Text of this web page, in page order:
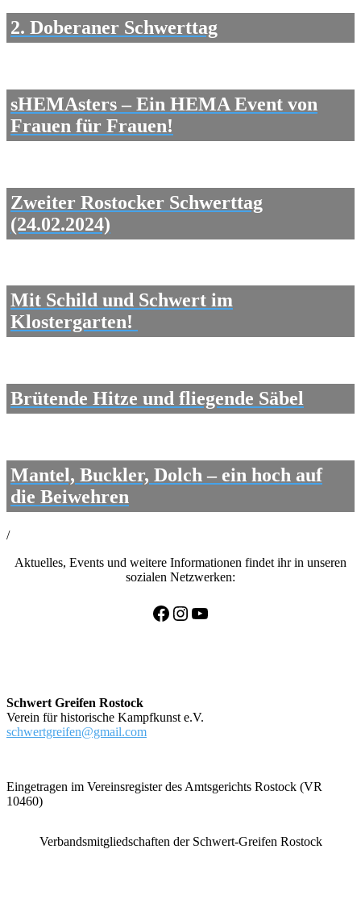
2. Doberaner Schwerttag
sHEMAsters – Ein HEMA Event von
Frauen für Frauen!
Zweiter Rostocker Schwerttag
(24.02.2024)
Mit Schild und Schwert im
Klostergarten!
Brütende Hitze und fliegende Säbel
Mantel, Buckler, Dolch – ein hoch auf
die Beiwehren
/
Aktuelles, Events und weitere Informationen findet ihr in unseren
sozialen Netzwerken:
Facebook
Instagram
YouTube
Schwert Greifen Rostock
Verein für historische Kampfkunst e.V.
schwertgreifen@gmail.com
Eingetragen im Vereinsregister des Amtsgerichts Rostock (VR
10460)
Verbandsmitgliedschaften der Schwert-Greifen Rostock